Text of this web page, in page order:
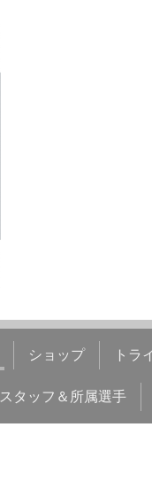
ショップ トラ
スタッフ＆所属選手